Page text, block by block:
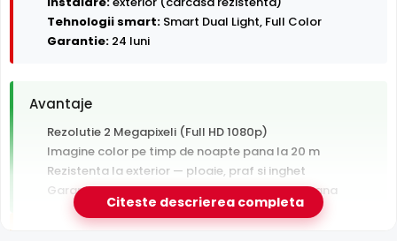
Tehnologii smart: Smart Dual Light, Full Color
Garantie: 24 luni
Avantaje
Rezolutie 2 Megapixeli (Full HD 1080p)
Imagine color pe timp de noapte pana la 20 m
Rezistenta la exterior — ploaie, praf si inghet
Garantie 24 luni si suport tehnic gratuit in romana
Citeste descrierea completa